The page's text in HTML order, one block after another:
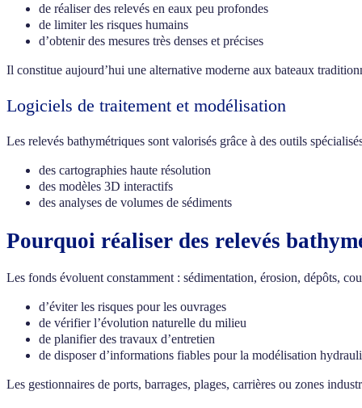
de réaliser des relevés en eaux peu profondes
de limiter les risques humains
d’obtenir des mesures très denses et précises
Il constitue aujourd’hui une alternative moderne aux bateaux
Logiciels de traitement et modélisation
Les relevés bathymétriques sont valorisés grâce à des outils
des cartographies haute résolution
des modèles 3D interactifs
des analyses de volumes de sédiments
Pourquoi réaliser des relevés
Les fonds évoluent constamment : sédimentation, érosion, dépôts,
d’éviter les risques pour les ouvrages
de vérifier l’évolution naturelle du milieu
de planifier des travaux d’entretien
de disposer d’informations fiables pour la modélisation
Les gestionnaires de ports, barrages, plages, carrières ou zones